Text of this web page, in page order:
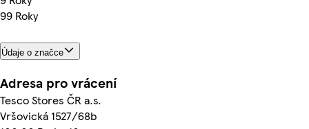
99 Roky
Údaje o značce
Adresa pro vrácení
Tesco Stores ČR a.s.
Vršovická 1527/68b